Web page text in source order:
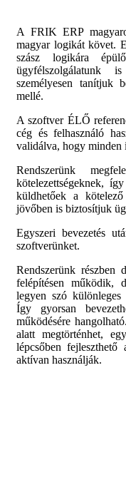
A FRIK ERP
magyar logikát követ.
szász logikára
ügyfélszolgálatunk
személyesen tanítjuk
mellé.
A szoftver ÉLŐ
cég és felhasználó
validálva, hogy
Rendszerünk
kötelezettségeknek,
küldhetőek a
jövőben is biztosítjuk
Egyszeri bevezetés
szoftverünket.
Rendszerünk részben
felépítésen működik,
legyen szó
Így gyorsan
működésére
alatt megtörténhet,
lépcsőben
aktívan használják.